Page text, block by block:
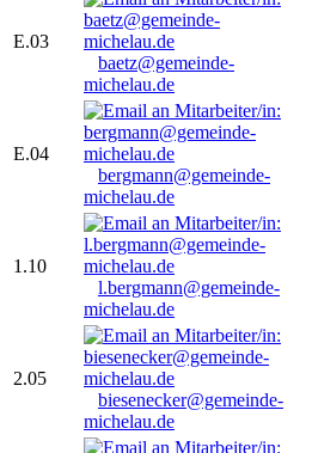
E.03
baetz@gemeinde-
michelau.de
E.04
bergmann@gemeinde-
michelau.de
1.10
l.bergmann@gemeinde-
michelau.de
2.05
biesenecker@gemeinde-
michelau.de